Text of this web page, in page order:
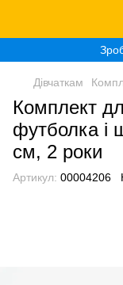
Дівчаткам
Комплект
футболка і
см, 2 роки
Артикул: 00004206